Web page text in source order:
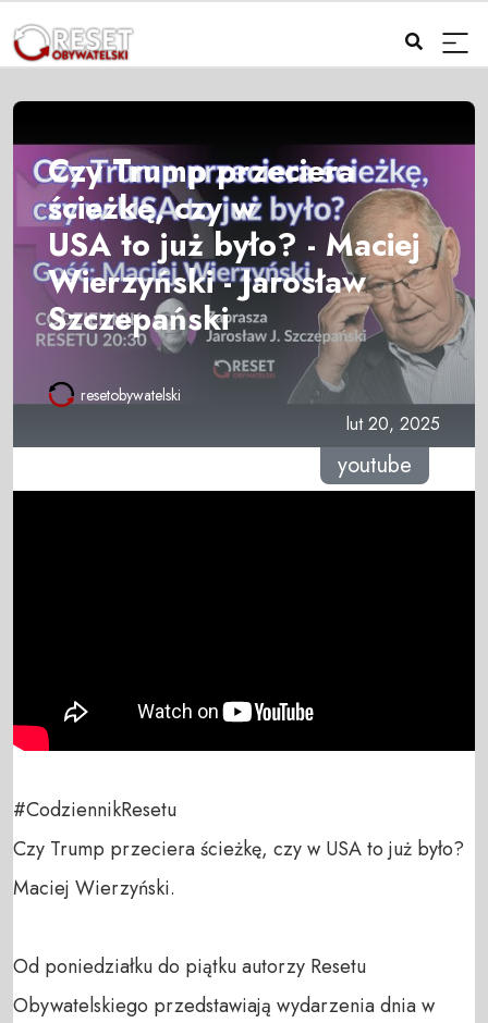
Czy Trump przeciera
ścieżkę, czy w
USA to już było? - Maciej
Wierzyński - Jarosław
Szczepański
resetobywatelski
lut 20, 2025
youtube
#CodziennikResetu
Czy Trump przeciera ścieżkę, czy w USA to już było?
Maciej Wierzyński.
Od poniedziałku do piątku autorzy Resetu
Obywatelskiego przedstawiają wydarzenia dnia w